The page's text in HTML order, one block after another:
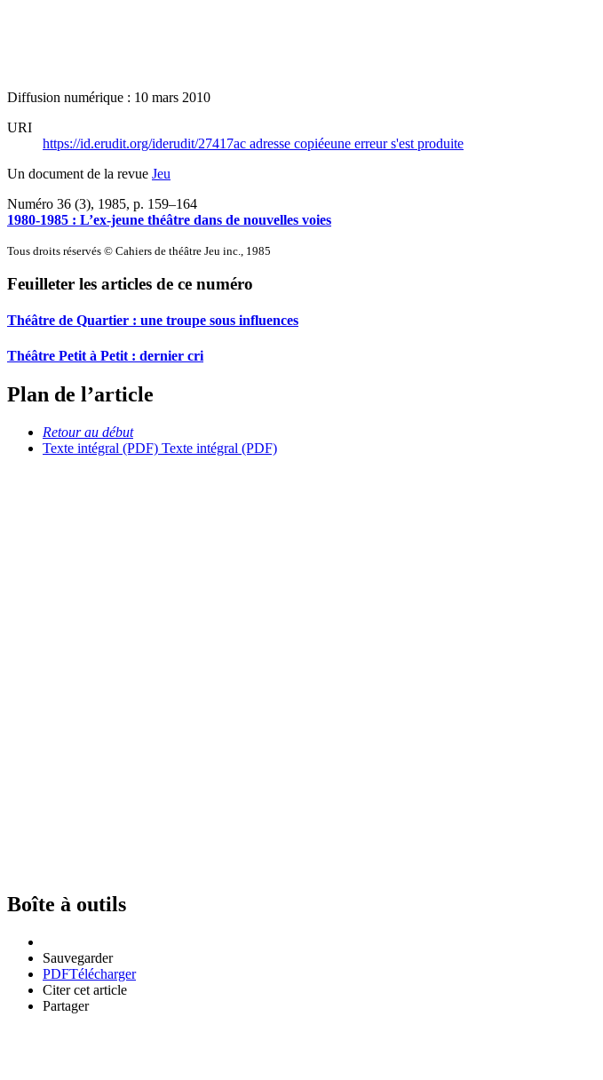
Diffusion numérique : 10 mars 2010
URI
https://id.erudit.org/iderudit/27417ac adresse copiéeune erreur s'est produite
Un document de la revue Jeu
Numéro 36 (3), 1985, p. 159–164
1980-1985 : L’ex-jeune théâtre dans de nouvelles voies
Tous droits réservés © Cahiers de théâtre Jeu inc., 1985
Feuilleter les articles de ce numéro
Théâtre de Quartier : une troupe sous influences
Théâtre Petit à Petit : dernier cri
Plan de l’article
Retour au début
Texte intégral (PDF) Texte intégral (PDF)
Boîte à outils
Sauvegarder
PDFTélécharger
Citer cet article
Partager